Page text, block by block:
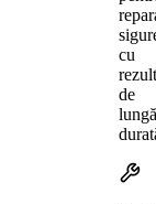
cu
de
lungă